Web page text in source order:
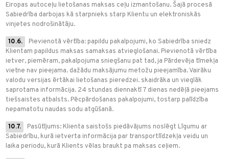
Eiropas autoceļu lietošanas maksas ceļu izmantošanu. Šajā procesā
Sabiedrība darbojas kā starpnieks starp Klientu un elektroniskās
vinjetes nodrošinātāju.
10.6.
Pievienotā vērtība: papildu pakalpojumi, ko Sabiedrība sniedz
Klientam papildus maksas samaksas atvieglošanai. Pievienotā vērtība
ietver, piemēram, pakalpojuma sniegšanu pat tad, ja Pārdevēja tīmekļa
vietne nav pieejama. dažādu maksājumu metožu pieejamība. Vairāku
valodu versijas ērtākai lietošanas pieredzei. skaidrāka un vieglāk
saprotama informācija. 24 stundas diennaktī 7 dienas nedēļā pieejams
tiešsaistes atbalsts. Pēcpārdošanas pakalpojumi, tostarp palīdzība
nepamatotu naudas sodu atgūšanā.
10.7.
Pasūtījums: Klienta saistošs piedāvājums noslēgt Līgumu ar
Sabiedrību, kurā ietverta informācija par transportlīdzekļa veidu un
laika periodu, kurā Klients vēlas braukt pa maksas ceļiem.